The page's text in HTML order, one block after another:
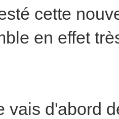
cette
en effet
vais d'abord